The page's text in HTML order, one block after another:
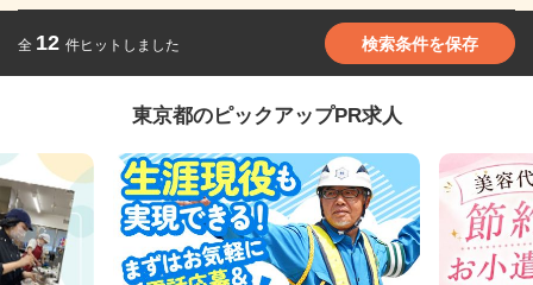
全 12 件ヒットしました 検索条件を保存
東京都のピックアップPR求人